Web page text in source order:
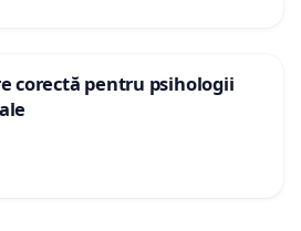
corectă pentru psihologii